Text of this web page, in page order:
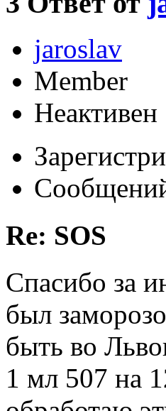
jaroslav
Member
Неактивен
Re: SOS
Cпасибо за
был
быть во
1 мл 507 на